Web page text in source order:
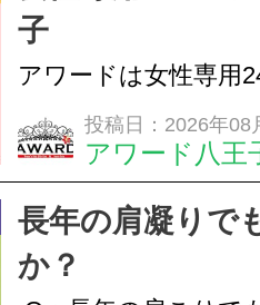
のこわばり・頭痛や
ながることがありま
子
アワードは女性専用
フエステを 思いっ
開催中
投稿日：2026年08
アワード八王
24時間ジム&
脱毛
長年の肩凝りで
か？